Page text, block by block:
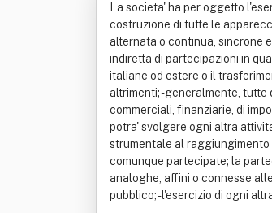
La societa' ha per oggetto
costruzione di tutte le
alternata o continua, sincrone
indiretta di partecipazioni in
italiane od estere o il
altrimenti; - generalmente,
commerciali, finanziarie, di
potra' svolgere ogni altra
strumentale al
comunque partecipate; la
analoghe, affini o connesse
pubblico; - l'esercizio di ogni